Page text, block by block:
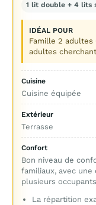
1 lit double + 4 lits
IDÉAL POUR
Famille 2
adultes
Cuisine
Cuisine équipée
Extérieur
Terrasse
Confort
Bon niveau de
familiaux, avec une
plusieurs occupants
La répartition